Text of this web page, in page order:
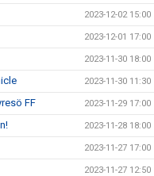
2023-12-02 15:00
2023-12-01 17:00
2023-11-30 18:00
2023-11-30 11:30
FF 2023-11-29 17:00
2023-11-28 18:00
2023-11-27 17:00
2023-11-27 12:50